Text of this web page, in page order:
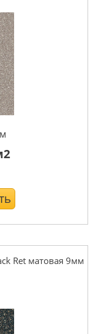
Ret матовая 9мм